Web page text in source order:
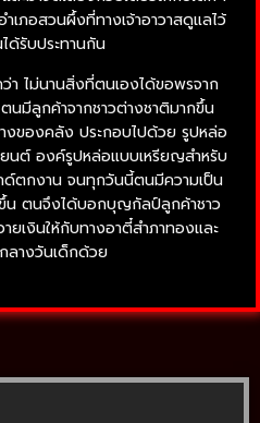
ำเภอสวนผึ้งที่ทางเจ้าอาวาสดูแลไว้
ด้รับประทานกัน
า ไม่นานสิ่งที่ตนเองได้ขอพรจาก
นมีลูกค้าจากชาวต่างชาติมากขึ้น
างของคลัง ประกอบไปด้วย รูปหล่อ
ยนต์ องค์รูปหล่อแบบเหรียญสำหรับ
ตกงาน จนทุกวันนี้ตนมีความเป็น
น ตนจึงได้บอกบุญกัลป์ลูกค้าชาว
เงินให้กับทางอาตี๋สำภาทองและ
ลางวันเด็กด้วย